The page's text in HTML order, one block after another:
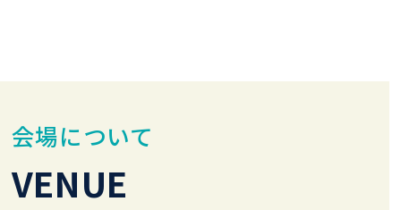
会場について
VENUE